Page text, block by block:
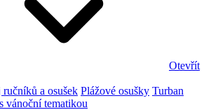
Otevřít
a osušek Plážové osušky Turban
vánoční tematikou